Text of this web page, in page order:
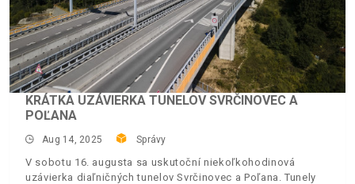
KRÁTKA UZÁVIERKA TUNELOV SVRČINOVEC A
POĽANA
Aug 14, 2025 Správy
V sobotu 16. augusta sa uskutoční niekoľkohodinová
uzávierka diaľničných tunelov Svrčinovec a Poľana. Tunely